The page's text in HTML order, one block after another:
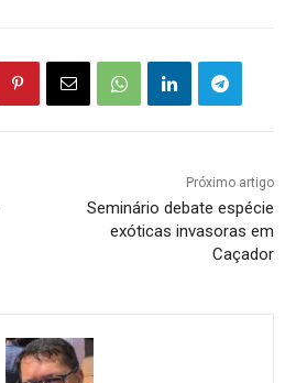
Próximo artigo
Seminário debate espécie
exóticas invasoras em
Caçador